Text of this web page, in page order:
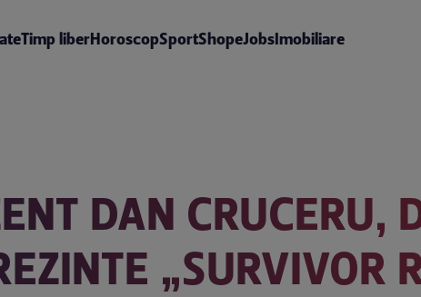
Timp liberHoroscopSportShopeJobsImobiliare
DAN CRUCERU,
„SURVIVOR